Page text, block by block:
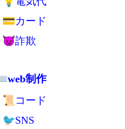
🍲食べ物
🍜保存食
🍳らくちん自炊
🍊果物